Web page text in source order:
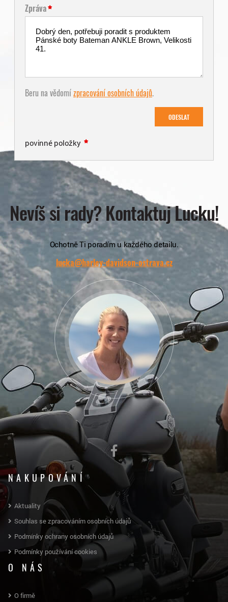
Zpráva
Beru na vědomízpracování osobních údajů.
ODESLAT
povinné položky
Nevíš si rady? Kontaktuj Lucku!
Ochotně Ti poradím u každého detailu.
lucka@harley-davidson-ostrava.cz
NAKUPOVÁNÍ
Aktuality
Souhlas se zpracováním osobních údajů
Podmínky ochrany osobních údajů
Podmínky používání cookies
O NÁS
O firmě